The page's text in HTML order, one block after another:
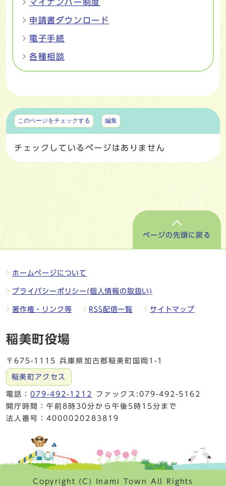
マイナンバー制度
申請書ダウンロード
電子手続
各種相談
マイページ
このページをチェックする 編集
チェックしているページはありません
ページの先頭に戻る
ホームページについて
プライバシーポリシー(個人情報の取扱い)
著作権・リンク等 RSS配信一覧 サイトマップ
稲美町役場
〒675-1115 兵庫県加古郡稲美町国岡1-1
稲美町アクセス
電話：079-492-1212
ファックス:079-492-5162
開庁時間：午前8時30分から午後5時15分まで
法人番号：4000020283819
Copyright (C) Inami Town All Rights